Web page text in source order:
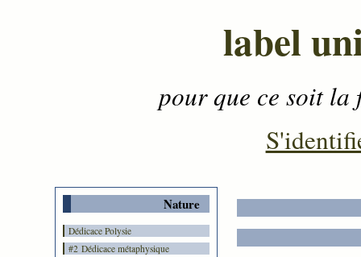
label
pour que ce soit
Nature
Dédicace Polysie
#2 Dédicace métaphysique